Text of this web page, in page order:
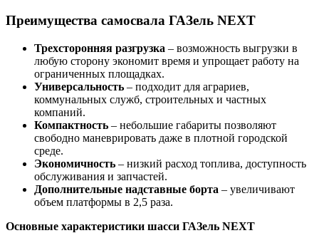
Преимущества самосвала ГАЗель NEXT
Трехсторонняя разгрузка – возможность выгрузки в
любую сторону экономит время и упрощает работу на
ограниченных площадках.
Универсальность – подходит для аграриев,
коммунальных служб, строительных и частных
компаний.
Компактность – небольшие габариты позволяют
свободно маневрировать даже в плотной городской
среде.
Экономичность – низкий расход топлива, доступность
обслуживания и запчастей.
Дополнительные надставные борта – увеличивают
объем платформы в 2,5 раза.
Основные характеристики шасси ГАЗель NEXT